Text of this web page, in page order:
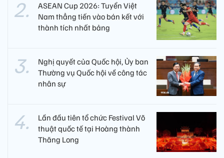
ASEAN Cup 2026: Tuyển Việt
Nam thẳng tiến vào bán kết với
thành tích nhất bảng
Nghị quyết của Quốc hội, Ủy ban
Thường vụ Quốc hội về công tác
nhân sự
Lần đầu tiên tổ chức Festival Võ
thuật quốc tế tại Hoàng thành
Thăng Long